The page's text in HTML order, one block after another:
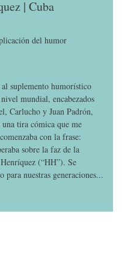
| Cuba
del humor
suplemento humorístico
mundial, encabezados
Carlucho y Juan Padrón,
tira cómica que me
con la frase:
sobre la faz de la
(“HH”). Se
nuestras generaciones...